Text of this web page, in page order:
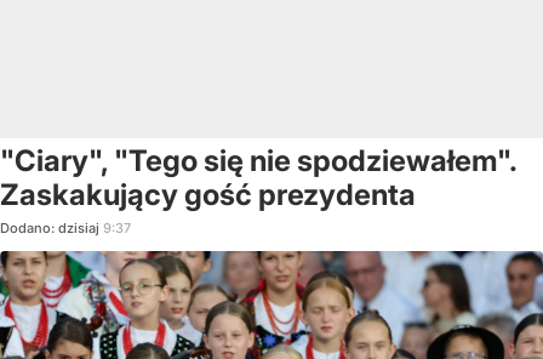
"Ciary", "Tego się nie spodziewałem".
Zaskakujący gość prezydenta
Dodano: dzisiaj 9:37